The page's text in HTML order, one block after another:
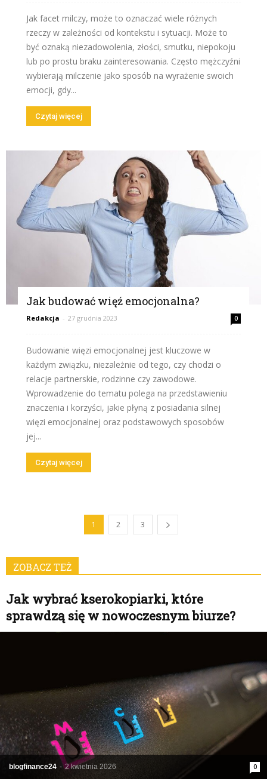
Jak facet milczy, może to oznaczać wiele różnych
rzeczy w zależności od kontekstu i sytuacji. Może to
być oznaką niezadowolenia, złości, smutku, niepokoju
lub po prostu braku zainteresowania. Często mężczyźni
wybierają milczenie jako sposób na wyrażenie swoich
emocji, gdy...
Czytaj więcej
Jak budować więź emocjonalna?
Redakcja - 27 grudnia 2023 0
Budowanie więzi emocjonalnej jest kluczowe w
każdym związku, niezależnie od tego, czy chodzi o
relacje partnerskie, rodzinne czy zawodowe.
Wprowadzenie do tematu polega na przedstawieniu
znaczenia i korzyści, jakie płyną z posiadania silnej
więzi emocjonalnej oraz podstawowych sposobów
jej...
Czytaj więcej
1 2 3
ZOBACZ TEŻ
Jak wybrać kserokopiarki, które
sprawdzą się w nowoczesnym biurze?
blogfinance24 - 2 kwietnia 2026 0